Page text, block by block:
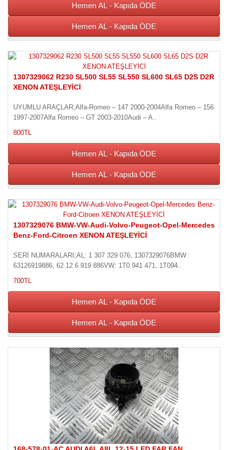
Hemen AL - Kapıda ÖDE
Hemen AL - Kapıda ÖDE
1307329062 R230 SL500 SL55 SL550 SL600 SL65 D2S D2R
XENON ATEŞLEYİCİ
UYUMLU ARAÇLAR;Alfa-Romeo – 147 2000-2004Alfa Romeo – 156
1997-2007Alfa Romeo – GT 2003-2010Audi – A..
800TL
Hemen AL - Kapıda ÖDE
Hemen AL - Kapıda ÖDE
1307329076 BMW-VW-Audi-Volvo-Peugeot-Opel-Mercedes
Benz-Ford-Citroen XENON ATEŞLEYİCİ
SERİ NUMARALARI;AL: 1 307 329 076, 1307329076BMW:
63126919886, 62 12 6 919 886VW: 1T0 941 471, 1T094..
700TL
Hemen AL - Kapıda ÖDE
Hemen AL - Kapıda ÖDE